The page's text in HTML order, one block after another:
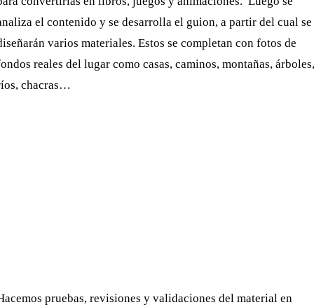
el contenido y se desarrolla el guion, a partir del cual se
varios materiales. Estos se completan con fotos de
reales del lugar como casas, caminos, montañas, árboles,
chacras…
pruebas, revisiones y validaciones del material en